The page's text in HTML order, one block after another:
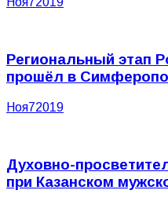
Региональный этап
прошёл в
Ноя72019
Духовно-
при Казанском